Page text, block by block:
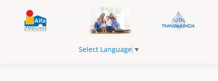
Select Language ▼